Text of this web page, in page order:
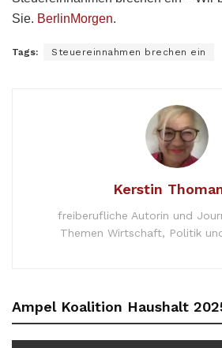
Sie. BerlinMorgen.
Tags: Steuereinnahmen brechen ein
Kerstin
freiberufliche Autorin und
Themen Wirtschaft, Politik
Ampel Koalition Haushalt